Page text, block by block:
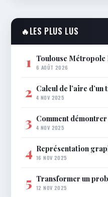
🔥LES PLUS LUS
1 Toulouse Métropole
6 AOÛT 2026
2 Calcul de l’aire
4 NOV 2025
3 Comment
4 NOV 2025
4 Représentation
16 NOV 2025
5 Transformer un
12 NOV 2025